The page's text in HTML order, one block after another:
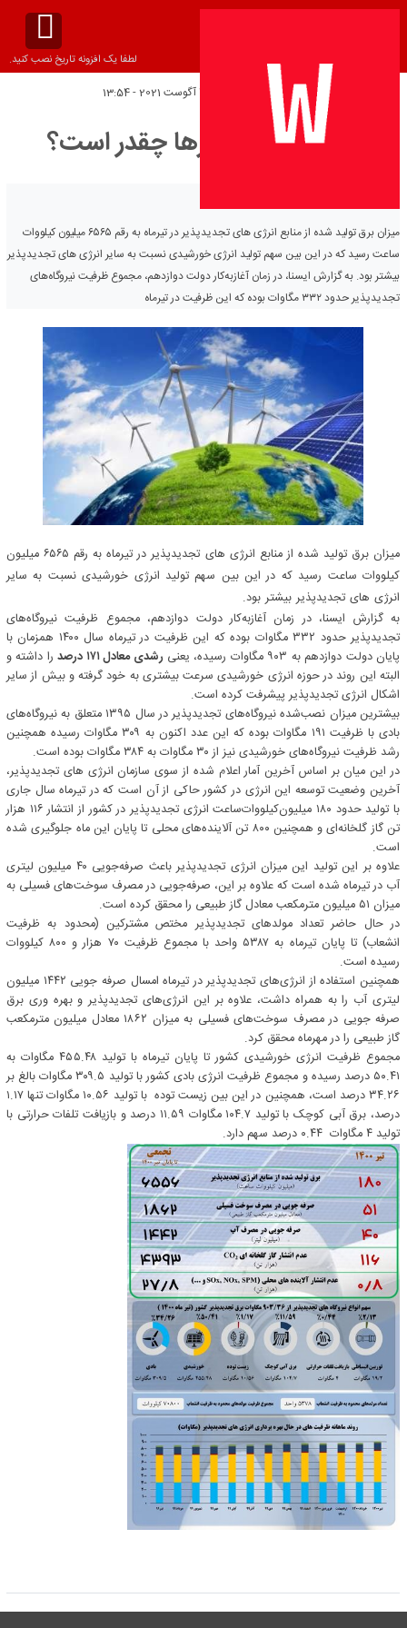
لطفا یک افزونه تاریخ نصب کنید.
تاریخ انتشار:
تولید تجدیدپذیرها چقدر است؟
میزان برق تولید شده از منابع انرژی های تجدیدپذیر در تیرماه به رقم ۶۵۶۵ میلیون کیلووات
ساعت رسید که در این بین سهم تولید انرژی خورشیدی نسبت به سایر انرژی های تجدیدپذیر
بیشتر بود. به گزارش ایسنا، در زمان آغازبه‌کار دولت دوازدهم، مجموع ظرفیت نیروگاه‌های
تجدیدپذیر حدود ۳۳۲ مگاوات بوده که این ظرفیت در تیرماه
میزان برق تولید شده از منابع انرژی های تجدیدپذیر در تیرماه به رقم ۶۵۶۵ میلیون
کیلووات ساعت رسید که در این بین سهم تولید انرژی خورشیدی نسبت به سایر
انرژی های تجدیدپذیر بیشتر بود.
به گزارش ایسنا، در زمان آغازبه‌کار دولت دوازدهم، مجموع ظرفیت نیروگاه‌های
تجدیدپذیر حدود ۳۳۲ مگاوات بوده که این ظرفیت در تیرماه سال ۱۴۰۰ همزمان با
پایان دولت دوازدهم به ۹۰۳ مگاوات رسیده، یعنی
رشدی معادل ۱۷۱ درصد
را داشته و
البته این روند در حوزه انرژی خورشیدی سرعت بیشتری به خود گرفته و بیش از سایر
اشکال انرژی تجدیدپذیر پیشرفت کرده است.
بیشترین میزان نصب‌شده نیروگاه‌های تجدیدپذیر در سال ۱۳۹۵ متعلق به نیروگاه‌های
بادی با ظرفیت ۱۹۱ مگاوات بوده که این عدد اکنون به ۳۰۹ مگاوات رسیده همچنین
رشد ظرفیت نیروگاه‌های خورشیدی نیز از ۳۰ مگاوات به ۳۸۴ مگاوات بوده است.
در این میان بر اساس آخرین آمار اعلام شده از سوی سازمان انرژی های تجدیدپذیر،
آخرین وضعیت توسعه این انرژی در کشور حاکی از آن است که در تیرماه سال جاری
با تولید حدود ۱۸۰ میلیون‌کیلووات‌ساعت انرژی تجدیدپذیر در کشور از انتشار ۱۱۶ هزار
تن گاز گلخانه‌ای و همچنین ۸۰۰ تن آلاینده‌های محلی تا پایان این ماه جلوگیری شده
است.
علاوه بر این تولید این میزان انرژی تجدیدپذیر باعث صرفه‌جویی ۴۰ میلیون لیتری
آب در تیرماه شده است که علاوه بر این، صرفه‌جویی در مصرف سوخت‌های فسیلی به
میزان ۵۱ میلیون مترمکعب معادل گاز طبیعی را محقق کرده است.
در حال حاضر تعداد مولدهای تجدیدپذیر مختص مشترکین (محدود به ظرفیت
انشعاب) تا پایان تیرماه به ۵۳۸۷ واحد با مجموع ظرفیت ۷۰ هزار و ۸۰۰ کیلووات
رسیده است.
همچنین استفاده از انرژی‌های تجدیدپذیر در تیرماه امسال صرفه جویی ۱۴۴۲ میلیون
لیتری آب را به همراه داشت، علاوه بر این انرژی‌های تجدیدپذیر و بهره وری برق
صرفه جویی در مصرف سوخت‌های فسیلی به میزان ۱۸۶۲ معادل میلیون مترمکعب
گاز طبیعی را در مهرماه محقق کرد.
مجموع ظرفیت انرژی خورشیدی کشور تا پایان تیرماه با تولید ۴۵۵.۴۸ مگاوات به
۵۰.۴۱ درصد رسیده و مجموع ظرفیت انرژی بادی کشور با تولید ۳۰۹.۵ مگاوات بالغ بر
۳۴.۲۶ درصد است، همچنین در این بین زیست توده با تولید ۱۰.۵۶ مگاوات تنها ۱.۱۷
درصد، برق آبی کوچک با تولید ۱۰۴.۷ مگاوات ۱۱.۵۹ درصد و بازیافت تلفات حرارتی با
تولید ۴ مگاوات ۰.۴۴ درصد سهم دارد.